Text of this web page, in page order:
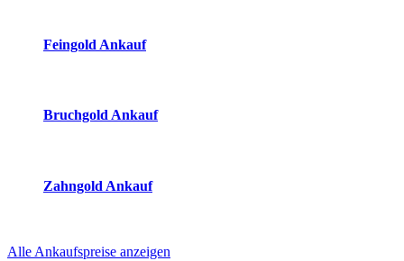
Feingold Ankauf
Bruchgold Ankauf
Zahngold Ankauf
Alle Ankaufspreise anzeigen